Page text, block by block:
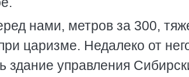
нами, метров за 300,
царизме. Недалеко от
здание управления